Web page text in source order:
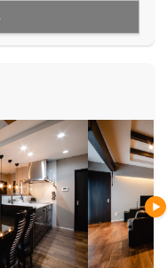
を体験できる施設も
づくりを進めることが
で体験してみてくださ